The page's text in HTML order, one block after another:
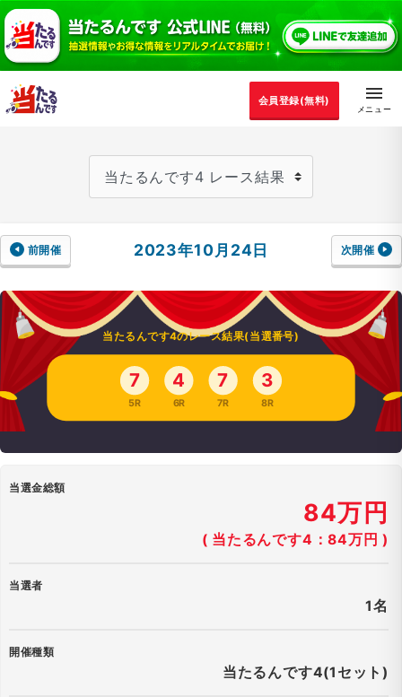
会員登録(無料)
前開催 2023年10月24日 次開催
当たるんです4のレース結果(当選番号)
7
5R
4
6R
7
7R
3
8R
当選金総額
84万円
( 当たるんです4：84万円 )
当選者
1名
開催種類
当たるんです4(1セット)